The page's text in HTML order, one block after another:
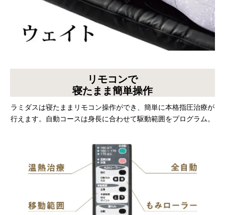
リモコンで
寝たまま簡単操作
ラミダスは寝たままリモコン操作ができ、簡単に本格指圧治療が
行えます。自動コースは身長に合わせて駆動範囲をプログラム。